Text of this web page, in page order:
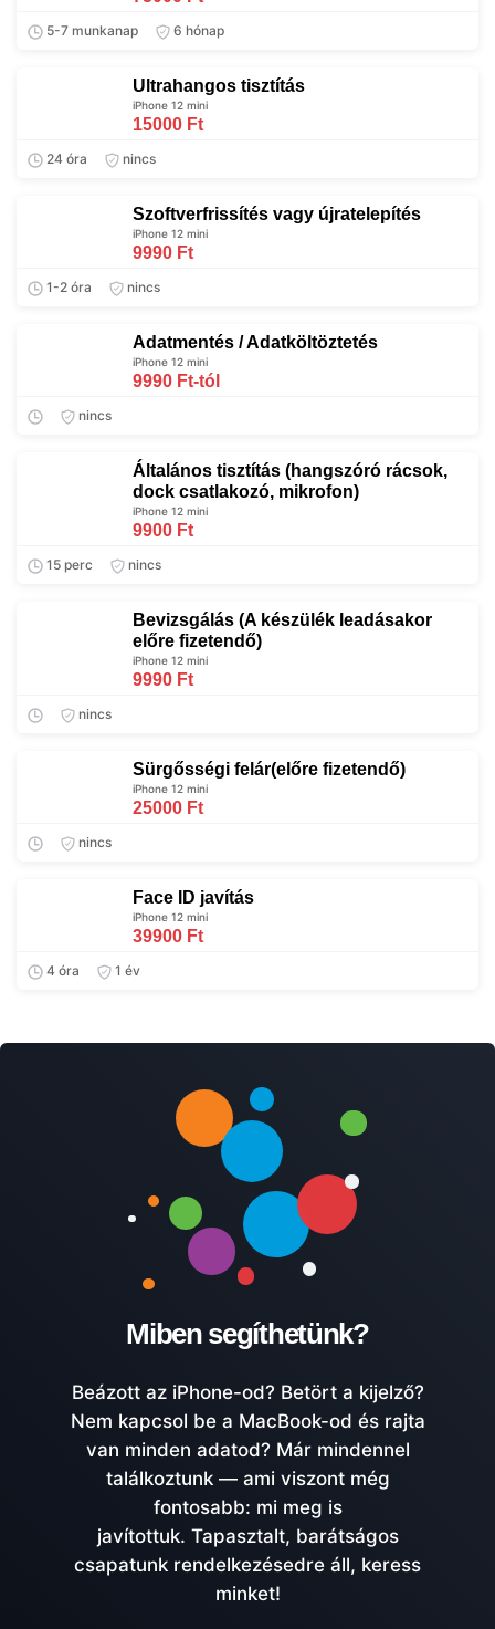
5-7 munkanap 6 hónap
Ultrahangos tisztítás
iPhone 12 mini
15000 Ft
24 óra nincs
Szoftverfrissítés vagy újratelepítés
iPhone 12 mini
9990 Ft
1-2 óra nincs
Adatmentés / Adatköltöztetés
iPhone 12 mini
9990 Ft-tól
nincs
Általános tisztítás (hangszóró rácsok,
dock csatlakozó, mikrofon)
iPhone 12 mini
9900 Ft
15 perc nincs
Bevizsgálás (A készülék leadásakor
előre fizetendő)
iPhone 12 mini
9990 Ft
nincs
Sürgősségi felár(előre fizetendő)
iPhone 12 mini
25000 Ft
nincs
Face ID javítás
iPhone 12 mini
39900 Ft
4 óra 1 év
Miben segíthetünk?
Beázott az iPhone-od? Betört a kijelző?
Nem kapcsol be a MacBook-od és rajta
van minden adatod? Már mindennel
találkoztunk — ami viszont még
fontosabb: mi meg is
javítottuk. Tapasztalt, barátságos
csapatunk rendelkezésedre áll, keress
minket!